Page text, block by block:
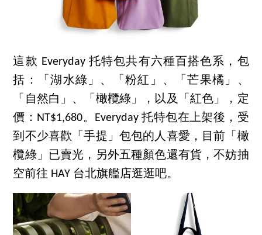
這款 Everyday 托特包共有六種百搭色系，包
括：「湖水綠」、「粉紅」、「芒果橘」、
「自然白」、「橄欖綠」，以及「紅色」，定
價：NT$1,680。Everyday 托特包在上架後，受
到不少喜歡「手提」包包的人喜愛，目前「橄
欖綠」已賣光，另外五種顏色還有貨，不妨抽
空前往 HAY 台北旗艦店逛逛吧。